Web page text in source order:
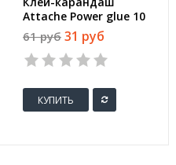
Attache Power glue 10
г
61 руб 31 руб
КУПИТЬ